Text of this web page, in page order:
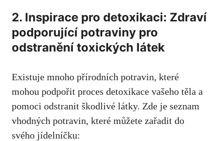
2. Inspirace pro detoxikaci: Zdraví
podporující potraviny pro
odstranění toxických látek
Existuje mnoho přírodních potravin, které
mohou podpořit proces detoxikace vašeho těla a
pomoci odstranit škodlivé látky. Zde je seznam
vhodných potravin, které můžete zařadit do
svého jídelníčku: